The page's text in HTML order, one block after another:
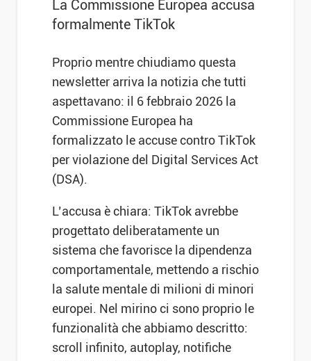
La Commissione Europea accusa
formalmente TikTok
Proprio mentre chiudiamo questa
newsletter arriva la notizia che tutti
aspettavano: il 6 febbraio 2026 la
Commissione Europea ha
formalizzato le accuse contro TikTok
per violazione del Digital Services Act
(DSA).
L’accusa è chiara: TikTok avrebbe
progettato deliberatamente un
sistema che favorisce la dipendenza
comportamentale, mettendo a rischio
la salute mentale di milioni di minori
europei. Nel mirino ci sono proprio le
funzionalità che abbiamo descritto:
scroll infinito, autoplay, notifiche